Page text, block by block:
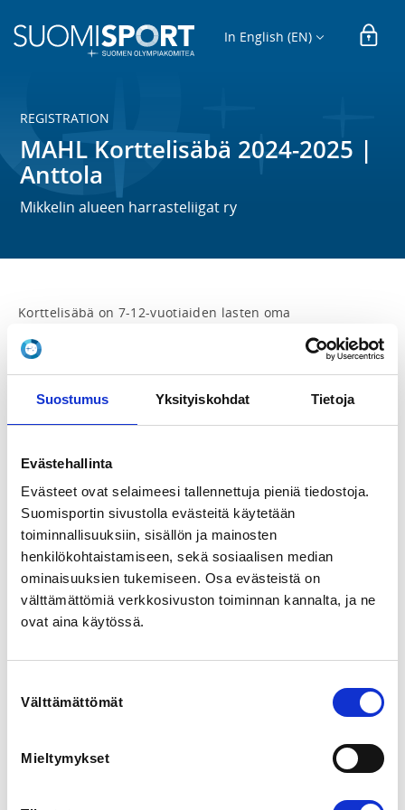
Suostumus Yksityiskohdat Tietoja
Evästehallinta
Evästeet ovat selaimeesi tallennettuja pieniä tiedostoja.
Suomisportin sivustolla evästeitä käytetään
toiminnallisuuksiin, sisällön ja mainosten
henkilökohtaistamiseen, sekä sosiaalisen median
ominaisuuksien tukemiseen. Osa evästeistä on
välttämättömiä verkkosivuston toiminnan kannalta, ja ne
ovat aina käytössä.
valinta
Välttämättömät
Mieltymykset
In English (EN)
REGISTRATION
MAHL Korttelisäbä 2024-2025 |
Anttola
Mikkelin alueen harrasteliigat ry
Korttelisäbä on 7-12-vuotiaiden lasten oma
pelaamisessa, mutta mahdollisesti lajiin liittyviä
16:00 Anttolan koululla.
turnaus kahdesti kaudessa, yksi syksyllä ja yksi
Korttelisäbää voi käydä kokeilemassa kerran maksutta.
Ilmoittautumisen peruutus tulee tehdä kirjallisesti
sähköpostiin mikko(at)
mahl.fi
Hinta:
Syyskausi 25€
Mo 1.7.2024 at 00:00 - We 30.4.2025 at 00:00
LOCATION